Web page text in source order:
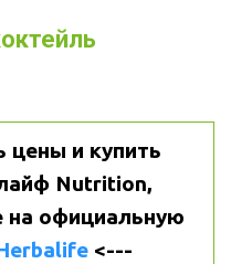
цены и купить
Nutrition,
на официальную
<---